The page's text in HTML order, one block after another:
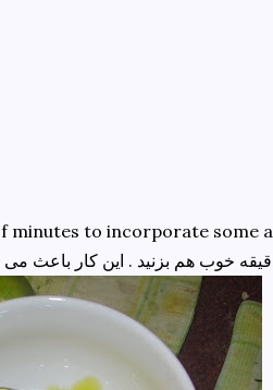
minutes to incorporate some